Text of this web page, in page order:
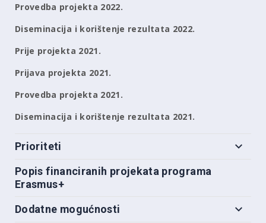
Provedba projekta 2022.
Diseminacija i korištenje rezultata 2022.
Prije projekta 2021.
Prijava projekta 2021.
Provedba projekta 2021.
Diseminacija i korištenje rezultata 2021.
Prioriteti
Popis financiranih projekata programa
Erasmus+
Dodatne mogućnosti